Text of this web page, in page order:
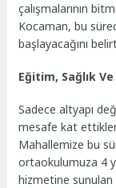
çalışmalarının
Kocaman, bu
başlayacağını
Eğitim, Sağlık
Sadece altyapı
mesafe kat
Mahallemize bu
ortaokulumuza 4
hizmetine sunulan